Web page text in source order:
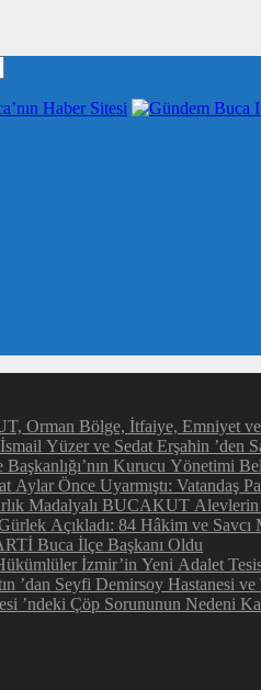
Orman Bölge, İtfaiye, Emniyet
Yüzer ve Sedat Erşahin ’den
Kurucu Yönetimi
Aylar Önce Uyarmıştı: Vatandaş
Madalyalı BUCAKUT Alevlerin
Açıkladı: 84 Hâkim ve Savcı
Buca İlçe Başkanı Oldu
İzmir’in Yeni Adalet
’ndeki Çöp Sorununun Nedeni